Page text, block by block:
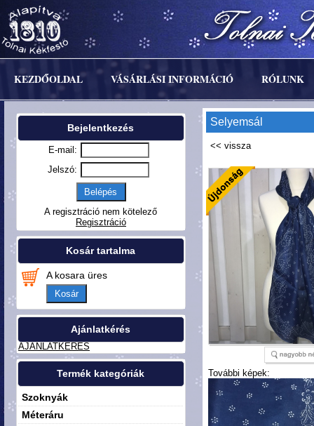
KEZDŐOLDAL VÁSÁRLÁSI INFORMÁCIÓ RÓLUNK
Bejelentkezés
E-mail:
Jelszó:
A regisztráció nem kötelező
Regisztráció
Kosár tartalma
A kosara üres
Kosár
Ajánlatkérés
AJÁNLATKÉRÉS
Termék kategóriák
Szoknyák
Méteráru
Selyemsál
További képek: